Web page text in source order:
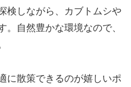
検しながら、カブトムシや
。自然豊かな環境なので、
に散策できるのが嬉しいポ